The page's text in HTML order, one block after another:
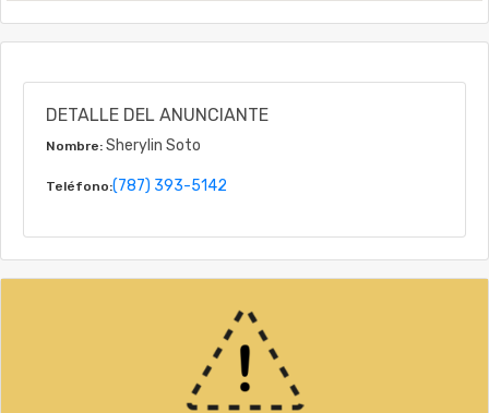
DETALLE DEL ANUNCIANTE
Nombre: Sherylin Soto
Teléfono:(787) 393-5142